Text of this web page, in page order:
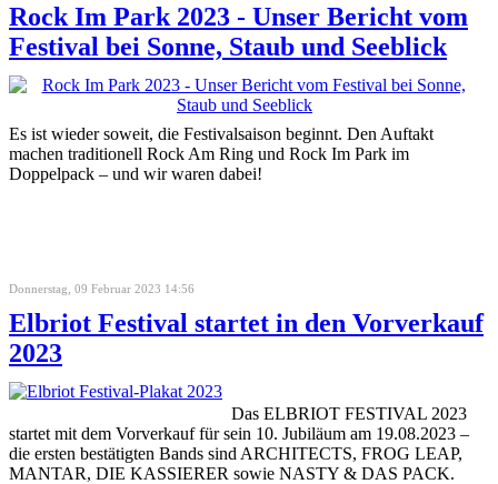
Rock Im Park 2023 - Unser Bericht vom
Festival bei Sonne, Staub und Seeblick
Es ist wieder soweit, die Festivalsaison beginnt. Den Auftakt
machen traditionell Rock Am Ring und Rock Im Park im
Doppelpack – und wir waren dabei!
Donnerstag, 09 Februar 2023 14:56
Elbriot Festival startet in den Vorverkauf
2023
Das ELBRIOT FESTIVAL 2023
startet mit dem Vorverkauf für sein 10. Jubiläum am 19.08.2023 –
die ersten bestätigten Bands sind ARCHITECTS, FROG LEAP,
MANTAR, DIE KASSIERER sowie NASTY & DAS PACK.